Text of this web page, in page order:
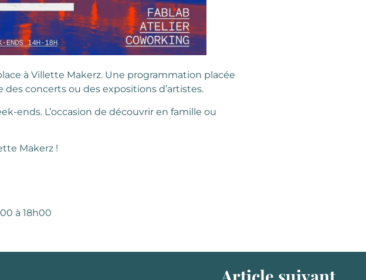
à Villette Makerz. Une programmation placée
concerts ou des expositions d’artistes.
ends. L’occasion de découvrir en famille ou
Makerz !
à 18h00